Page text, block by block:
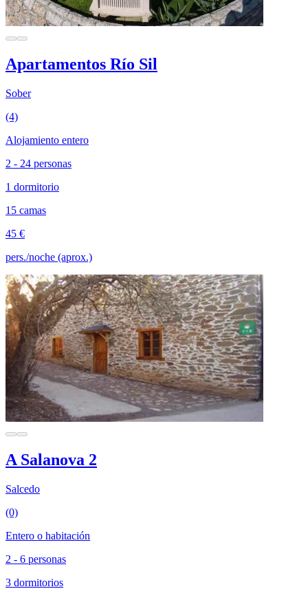
Apartamentos Río Sil
Sober
(4)
Alojamiento entero
2 - 24 personas
1 dormitorio
15 camas
45 €
pers./noche (aprox.)
A Salanova 2
Salcedo
(0)
Entero o habitación
2 - 6 personas
3 dormitorios